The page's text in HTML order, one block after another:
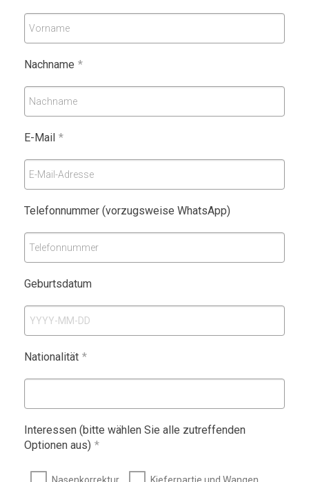
Vorname
Nachname *
Nachname
E-Mail *
E-Mail-Adresse
Telefonnummer (vorzugsweise WhatsApp)
Telefonnummer
Geburtsdatum
Nationalität *
Interessen (bitte wählen Sie alle zutreffenden
Optionen aus) *